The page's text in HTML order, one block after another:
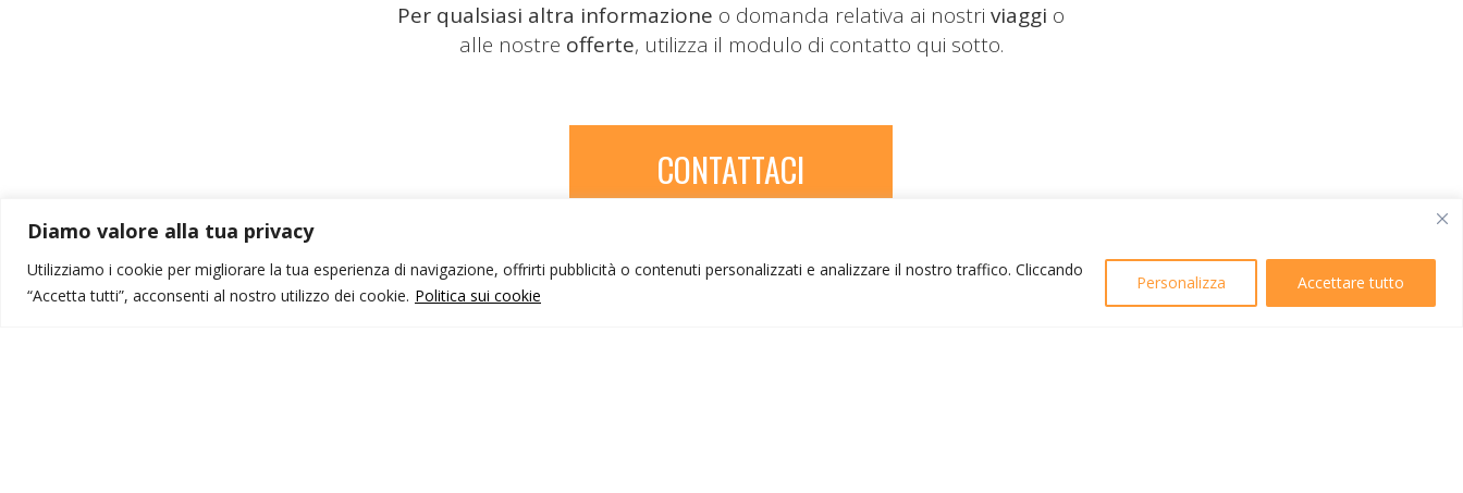
Diamo valore alla tua privacy
Utilizziamo i cookie per migliorare la tua esperienza di navigazione, offrirti pubblicità o contenuti personalizzati e analizzare il nostro traffico. Cliccando
“Accetta tutti”, acconsenti al nostro utilizzo dei cookie. Politica sui cookie
Personalizza Accettare tutto
Per qualsiasi altra informazione o domanda relativa ai nostriviaggi o
alle nostre offerte, utilizza il modulo di contatto qui sotto.
CONTATTACI